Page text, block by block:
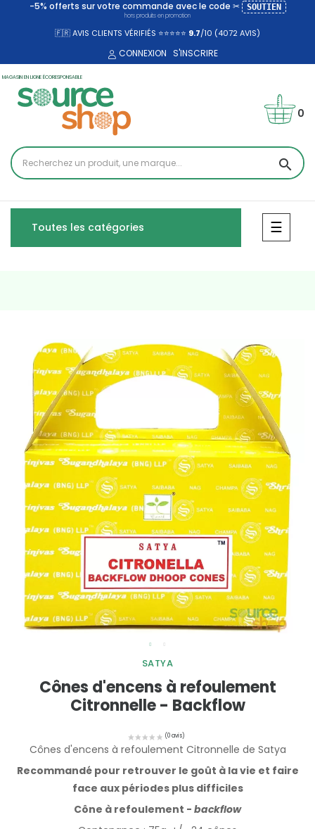
-5% offerts sur votre commande avec le code ✂ SOUTIEN
hors produits en promotion
🇫🇷 AVIS CLIENTS VÉRIFIÉS ⭐⭐⭐⭐⭐ 9.7/10 (4072AVIS)
CONNEXION S'INSCRIRE
MAGASIN EN LIGNE ÉCORESPONSABLE
search
0
Toutes les catégories ☰
SATYA
Cônes d'encens à refoulement
Citronnelle - Backflow
Cônes d'encens à refoulement Citronnelle de Satya
Recommandé pour retrouver le goût à la vie et faire
face aux périodes plus difficiles
Cône à refoulement - backflow